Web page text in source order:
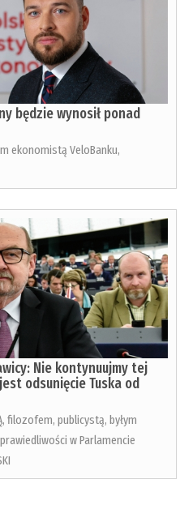
będzie wynosił ponad
ekonomistą VeloBanku,
Nie kontynuujmy tej
odsunięcie Tuska od
filozofem, publicystą, byłym
w Parlamencie